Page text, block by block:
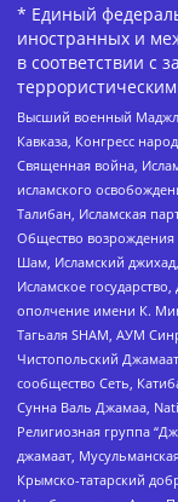
* Единый
иностранных и
в соответствии с
Высший военный
Кавказа, Конгресс
Священная война,
исламского
Талибан, Исламская
Общество возрождения
Шам, Исламский
Исламское
ополчение имени К.
Тагьаля SHAM, АУМ
Чистопольский
сообщество Сеть,
Сунна Валь Джамаа,
Религиозная группа
джамаат,
Крымско-татарский